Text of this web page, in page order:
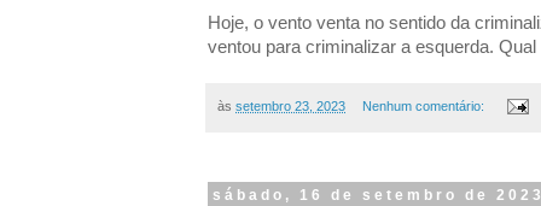
Hoje, o vento venta no sentido da
ventou para criminalizar a esquerda.
às setembro 23, 2023 Nenhum comentário:
sábado, 16 de setembro de